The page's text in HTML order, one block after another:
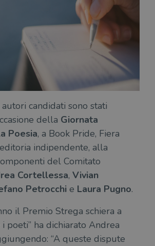
candidati sono stati
della Giornata
Poesia, a Book Pride, Fiera
indipendente, alla
del Comitato
Cortellessa, Vivian
Petrocchi e Laura Pugno.
il Premio Strega schiera a
poeti” ha dichiarato Andrea
“A queste dispute